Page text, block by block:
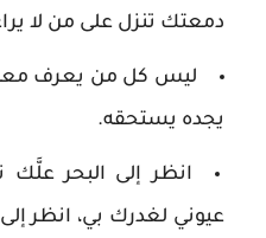
دمعتك تنزل على من لا
ليس كل من يعرف
يجده يستحقه.
انظر إلى البحر علَّك
عيوني لغدرك بي، انظر